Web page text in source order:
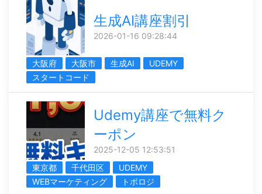
生成AI講座割引
2026-01-16 09:28:44
大阪府 大阪市 生成AI
UDEMY
スタートコード
Udemy講座で無料ク
ーポン
2025-12-05 12:53:51
東京都
千代田区
UDEMY
WEBマーケティング
トポロジ